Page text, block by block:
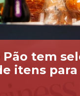
tem
itens para